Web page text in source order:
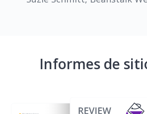
Informes de